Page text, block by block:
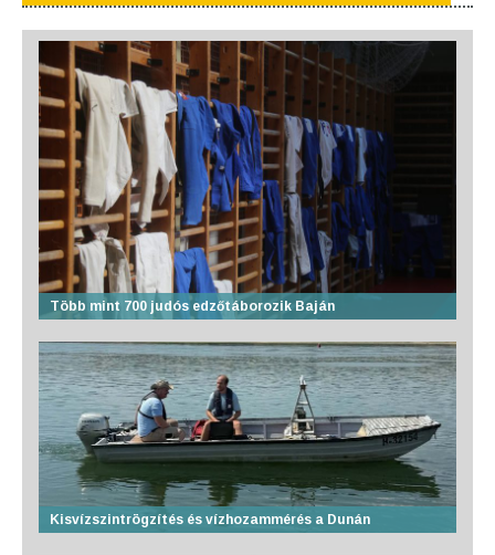
Több mint 700 judós edzőtáborozik Baján
Kisvízszintrögzítés és vízhozammérés a Dunán